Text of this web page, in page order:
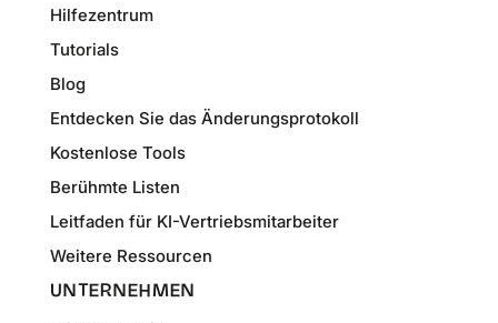
Hilfezentrum
Tutorials
Blog
Entdecken Sie das Änderungsprotokoll
Kostenlose Tools
Berühmte Listen
Leitfaden für KI-Vertriebsmitarbeiter
Weitere Ressourcen
UNTERNEHMEN